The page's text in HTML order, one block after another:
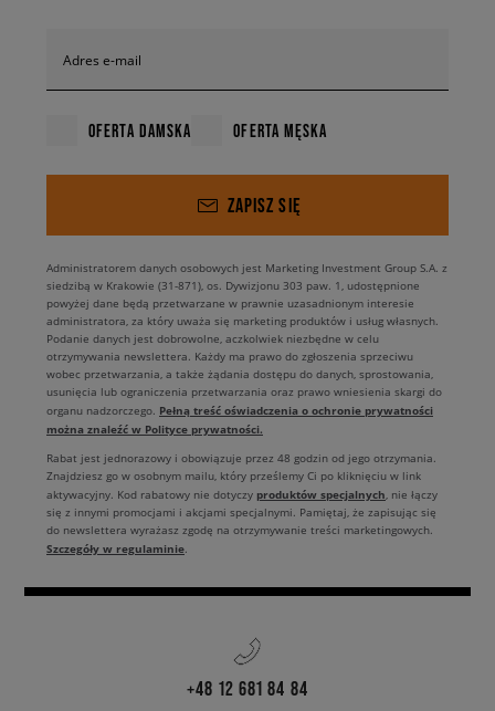
Adres e-mail
OFERTA DAMSKA OFERTA MĘSKA
ZAPISZ SIĘ
Administratorem danych osobowych jest Marketing Investment Group S.A. z
siedzibą w Krakowie (31-871), os. Dywizjonu 303 paw. 1, udostępnione
powyżej dane będą przetwarzane w prawnie uzasadnionym interesie
administratora, za który uważa się marketing produktów i usług własnych.
Podanie danych jest dobrowolne, aczkolwiek niezbędne w celu
otrzymywania newslettera. Każdy ma prawo do zgłoszenia sprzeciwu
wobec przetwarzania, a także żądania dostępu do danych, sprostowania,
usunięcia lub ograniczenia przetwarzania oraz prawo wniesienia skargi do
organu nadzorczego. Pełną treść oświadczenia o ochronie prywatności
można znaleźć w Polityce prywatności.
Rabat jest jednorazowy i obowiązuje przez 48 godzin od jego otrzymania.
Znajdziesz go w osobnym mailu, który prześlemy Ci po kliknięciu w link
aktywacyjny. Kod rabatowy nie dotyczy produktów specjalnych, nie łączy
się z innymi promocjami i akcjami specjalnymi. Pamiętaj, że zapisując się
do newslettera wyrażasz zgodę na otrzymywanie treści marketingowych.
Szczegóły w regulaminie.
+48 12 681 84 84